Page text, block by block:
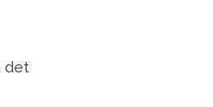
det